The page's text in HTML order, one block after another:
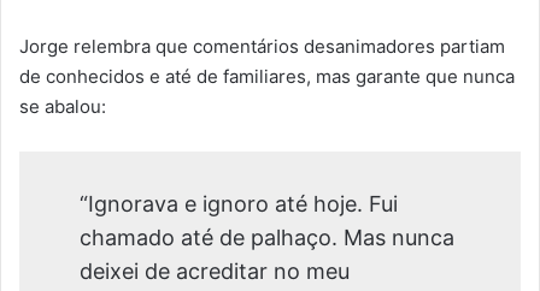
Jorge relembra que comentários desanimadores partiam
de conhecidos e até de familiares, mas garante que nunca
se abalou:
“Ignorava e ignoro até hoje. Fui
chamado até de palhaço. Mas nunca
deixei de acreditar no meu